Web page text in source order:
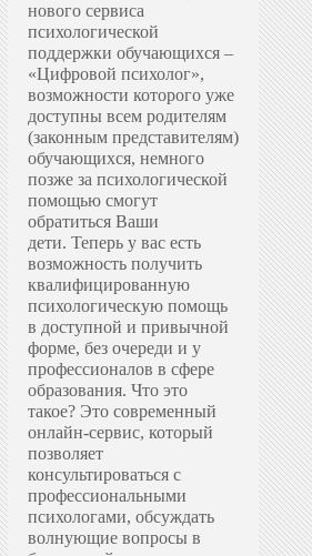
нового сервиса
психологической
поддержки обучающихся –
«Цифровой психолог»,
возможности которого уже
доступны всем родителям
(законным представителям)
обучающихся, немного
позже за психологической
помощью смогут
обратиться Ваши
дети. Теперь у вас есть
возможность получить
квалифицированную
психологическую помощь
в доступной и привычной
форме, без очереди и у
профессионалов в сфере
образования. Что это
такое? Это современный
онлайн-сервис, который
позволяет
консультироваться с
профессиональными
психологами, обсуждать
волнующие вопросы в